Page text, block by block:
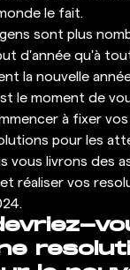
le fait.
sont plus
d'année qu'à
la nouvelle
le moment de
à fixer
pour les
vous livrons des
réaliser vos